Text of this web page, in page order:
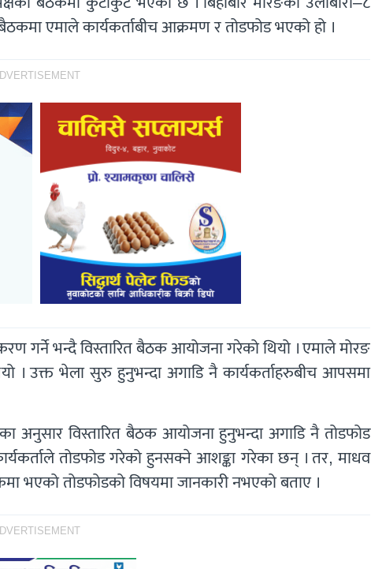
एमाले कार्यकर्ताबीच आक्रमण र तोडफोड भएको हो ।
गर्ने भन्दै विस्तारित बैठक आयोजना गरेको थियो । एमाले मोरङ
। उक्त भेला सुरु हुनुभन्दा अगाडि नै कार्यकर्ताहरुबीच आपसमा
अनुसार विस्तारित बैठक आयोजना हुनुभन्दा अगाडि नै तोडफोड
तोडफोड गरेको हुनसक्ने आशङ्का गरेका छन् । तर, माधव
तोडफोडको विषयमा जानकारी नभएको बताए ।